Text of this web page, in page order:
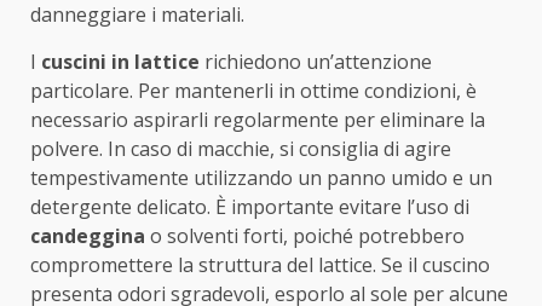
danneggiare i materiali.
I cuscini in lattice richiedono un’attenzione
particolare. Per mantenerli in ottime condizioni, è
necessario aspirarli regolarmente per eliminare la
polvere. In caso di macchie, si consiglia di agire
tempestivamente utilizzando un panno umido e un
detergente delicato. È importante evitare l’uso di
candeggina o solventi forti, poiché potrebbero
compromettere la struttura del lattice. Se il cuscino
presenta odori sgradevoli, esporlo al sole per alcune